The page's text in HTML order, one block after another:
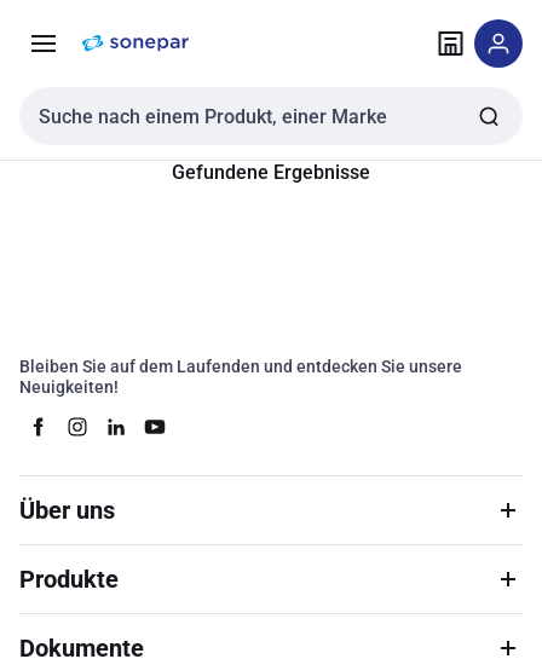
NavigationInhalt
Sucheingabe
Gefundene Ergebnisse
Bleiben Sie auf dem Laufenden und entdecken Sie unsere
Neuigkeiten!
Über uns
Produkte
Dokumente